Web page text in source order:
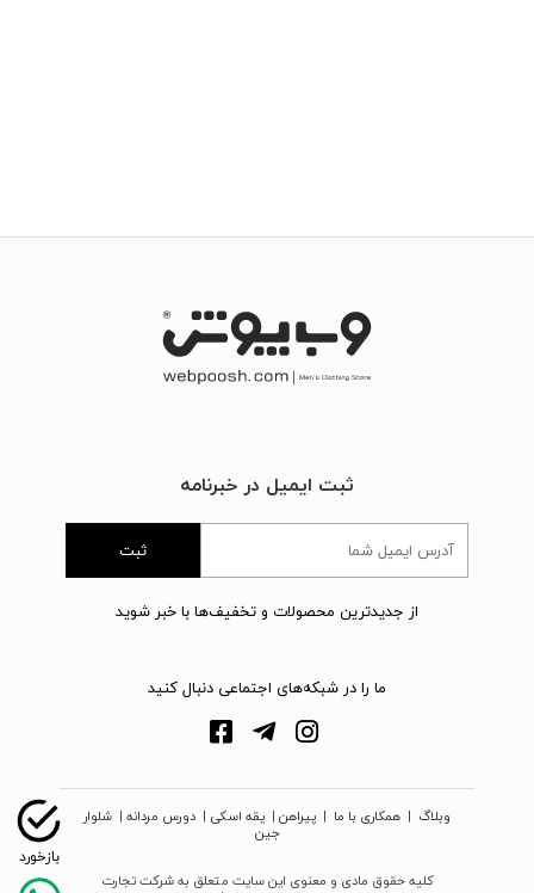
ثبت ایمیل در خبرنامه
ثبت
از جدیدترین محصولات و تخفیف‌ها با خبر شوید
ما را در شبکه‌های اجتماعی دنبال کنید
وبلاگ | همکاری با ما | پیراهن | یقه اسکی | دورس مردانه | شلوار
جین
کلیه حقوق مادی و معنوی این سایت متعلق به شرکت تجارت